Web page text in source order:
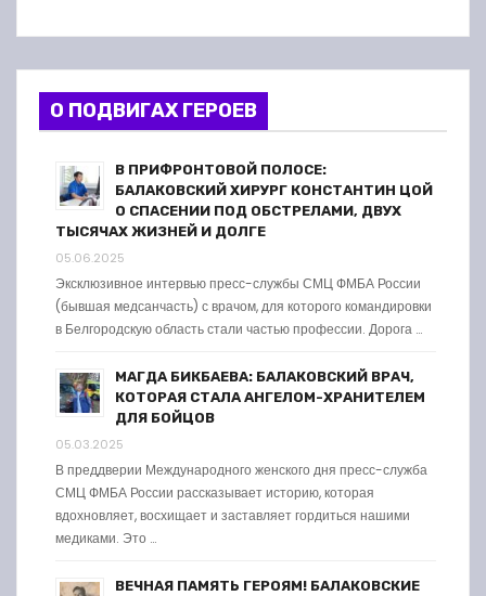
О ПОДВИГАХ ГЕРОЕВ
В ПРИФРОНТОВОЙ ПОЛОСЕ:
БАЛАКОВСКИЙ ХИРУРГ КОНСТАНТИН ЦОЙ
О СПАСЕНИИ ПОД ОБСТРЕЛАМИ, ДВУХ
ТЫСЯЧАХ ЖИЗНЕЙ И ДОЛГЕ
05.06.2025
Эксклюзивное интервью пресс-службы СМЦ ФМБА России
(бывшая медсанчасть) с врачом, для которого командировки
в Белгородскую область стали частью профессии. Дорога …
МАГДА БИКБАЕВА: БАЛАКОВСКИЙ ВРАЧ,
КОТОРАЯ СТАЛА АНГЕЛОМ-ХРАНИТЕЛЕМ
ДЛЯ БОЙЦОВ
05.03.2025
В преддверии Международного женского дня пресс-служба
СМЦ ФМБА России рассказывает историю, которая
вдохновляет, восхищает и заставляет гордиться нашими
медиками. Это …
ВЕЧНАЯ ПАМЯТЬ ГЕРОЯМ! БАЛАКОВСКИЕ